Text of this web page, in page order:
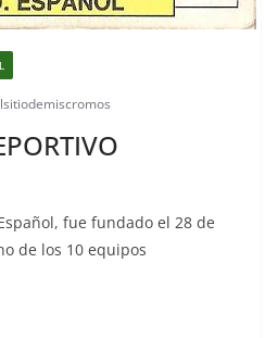
fue fundado el 28 de
de los 10 equipos